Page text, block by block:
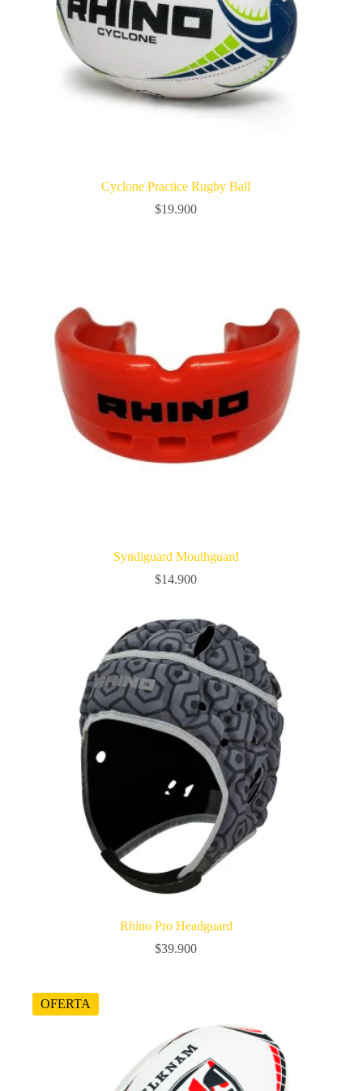
Cyclone Practice Rugby Ball
$19.900
Syndiguard Mouthguard
$14.900
Rhino Pro Headguard
$39.900
OFERTA